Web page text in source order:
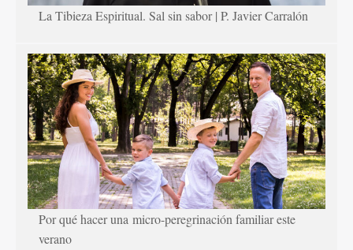
La Tibieza Espiritual. Sal sin sabor | P. Javier Carralón
Por qué hacer una micro-peregrinación familiar este
verano